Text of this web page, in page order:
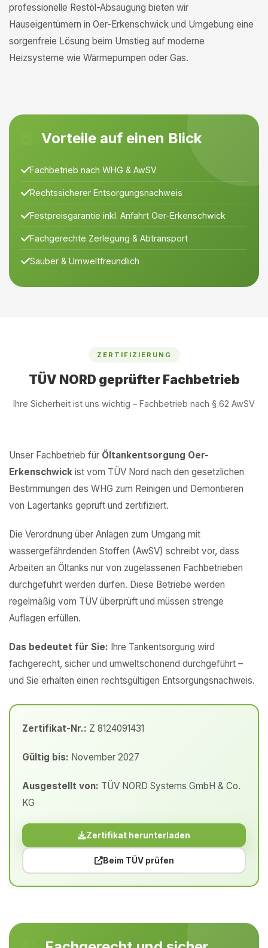
professionelle Restöl-Absaugung bieten wir
Hauseigentümern in Oer-Erkenschwick und Umgebung eine
sorgenfreie Lösung beim Umstieg auf moderne
Heizsysteme wie Wärmepumpen oder Gas.
Vorteile auf einen Blick
Fachbetrieb nach WHG & AwSV
Rechtssicherer Entsorgungsnachweis
Festpreisgarantie inkl. Anfahrt Oer-Erkenschwick
Fachgerechte Zerlegung & Abtransport
Sauber & Umweltfreundlich
ZERTIFIZIERUNG
TÜV NORD geprüfter Fachbetrieb
Ihre Sicherheit ist uns wichtig – Fachbetrieb nach § 62 AwSV
Unser Fachbetrieb für Öltankentsorgung Oer-
Erkenschwick ist vom TÜV Nord nach den gesetzlichen
Bestimmungen des WHG zum Reinigen und Demontieren
von Lagertanks geprüft und zertifiziert.
Die Verordnung über Anlagen zum Umgang mit
wassergefährdenden Stoffen (AwSV) schreibt vor, dass
Arbeiten an Öltanks nur von zugelassenen Fachbetrieben
durchgeführt werden dürfen. Diese Betriebe werden
regelmäßig vom TÜV überprüft und müssen strenge
Auflagen erfüllen.
Das bedeutet für Sie: Ihre Tankentsorgung wird
fachgerecht, sicher und umweltschonend durchgeführt –
und Sie erhalten einen rechtsgültigen Entsorgungsnachweis.
Zertifikat-Nr.: Z 8124091431
Gültig bis: November 2027
Ausgestellt von: TÜV NORD Systems GmbH & Co.
KG
Zertifikat herunterladen
Beim TÜV prüfen